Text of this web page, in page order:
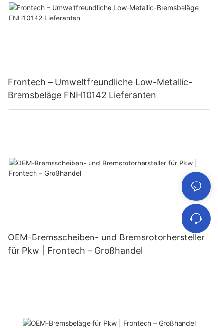
Frontech – Umweltfreundliche Low-Metallic-
Bremsbeläge FNH10142 Lieferanten
OEM-Bremsscheiben- und Bremsrotorhersteller
für Pkw | Frontech – Großhandel